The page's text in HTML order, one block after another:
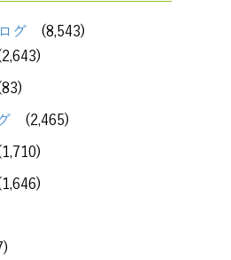
グ(8,543)
(2,465)